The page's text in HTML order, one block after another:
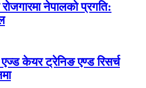
रोजगारमा नेपालको प्रगति:
एज्ड केयर ट्रेनिङ एण्ड रिसर्च